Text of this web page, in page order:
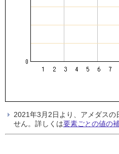
2021年3月2日より、アメダス
せん。詳しくは要素ごとの値の